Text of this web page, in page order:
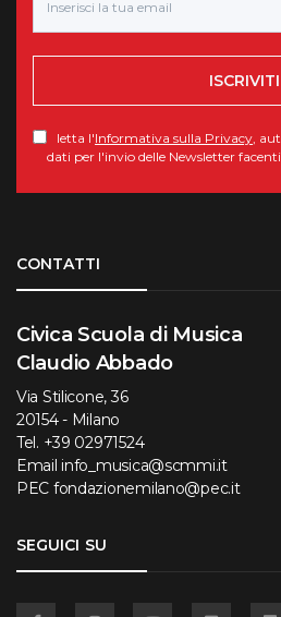
ISCRIVITI
letta l'Informativa sulla Privacy ,
dati per l'invio delle Newsletter
CONTATTI
Civica Scuola di Musica
Claudio Abbado
Via Stilicone, 36
20154 - Milano
Tel. +39 02971524
Email info_musica@scmmi.it
PEC fondazionemilano@pec.it
SEGUICI SU